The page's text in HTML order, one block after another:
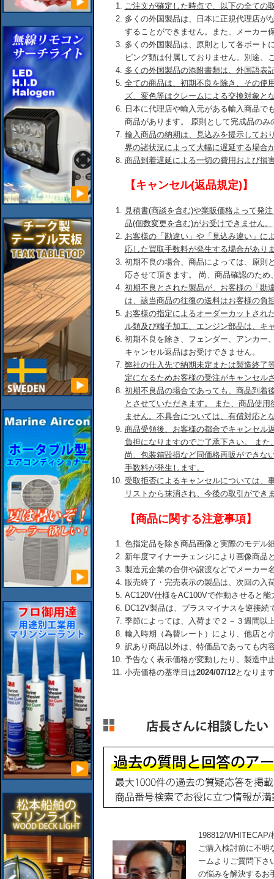
ご注文が確定した時点で、以下の全ての
多くの外国製品は、日本に正規代理店が
することができません。また、メーカー
多くの外国製品は、原則として各ボート
ピング類は付属しておりません。別途、
多くの外国製品の添附書類は、外国語表
全ての商品は、初期不良を除き、その使
ズ、変色等はクレームによる交換対象と
日本に代理店や輸入元がある輸入商品で
商品があります。 原則として完成品のみ
輸入商品の納期は、見込みを提示してお
界の諸状況によって大幅に遅延する場合
商品到着遅延による一切の費用および損
【キャンセル(返品規定)】
見積書(商談を含む)や業販価格よって発
品(個数変更を含む)がお受けできません。
お客様の「勘違い」や「見込み違い」に
応した買取手数料が発生する場合があり
初期不良の場合、商品によっては、原則
応させて頂きます。 尚、商品確認のた
初期不良とされた製品が、お客様の「勘
は、該当商品の往復の送料はお客様の負
お客様の指定によるオーダーカットされ
ル類及び端子加工、エンジン部品は、キ
初期不良を除き、フェンダー、アンカー
キャンセル返品はお受けできません。
弊社の仕入先で納期未定または製造終了
定になるためお客様の受注がキャンセル
初期不良品の場合であっても、商品到着
とさせていただきます。 また、商品使
ません。不具合については、有償対応と
商品受領後、お客様の都合でキャンセル
負担になりますのでご了承下さい。 ま
尚、包装箱毀損など同価格再販ができな
手数料が発生します。
受取拒否によるキャンセルについては、
リストから抹消され、今後の取引ができ
【商品に関する注意事項】
色指定品を除き商品画像と実際のモデル
新年度マイナーチェンジにより画像商品
製造元企業の合併や譲渡などでメーカー
販売終了・完売表示の製品は、次回の入
AC120V仕様をAC100Vで作動させると
DC12V製品は、プラスマイナスを逆接
季節によっては、入荷まで２－３週間以
輸入時期（為替レート）により、他店と
訳あり商品以外は、特価品であっても内
予告なく表示価格が変動したり、製造中
小売価格の基準日は2024/07/12となりま
198812/
ご購入検討前に不明
ームよりご質問下さ
の悩みを解決するお